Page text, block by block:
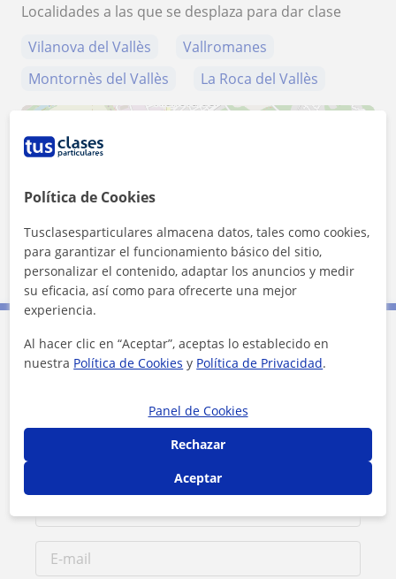
Localidades a las que se desplaza para dar clase
Vilanova del Vallès
Vallromanes
Montornès del Vallès
La Roca del Vallès
500 m
2000 ft
Leaflet| ©OpenStreetMap contributors
Contacta con Paula
Política de Cookies
Tusclasesparticulares almacena datos, tales como cookies,
para garantizar el funcionamiento básico del sitio,
personalizar el contenido, adaptar los anuncios y medir
su eficacia, así como para ofrecerte una mejor
experiencia.
Al hacer clic en “Aceptar”, aceptas lo establecido en
nuestra Política de Cookies y Política de Privacidad.
Panel de Cookies
Rechazar
Aceptar